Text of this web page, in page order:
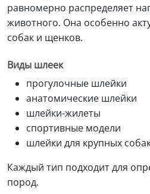
равномерно распределяет
животного. Она особенно
собак и щенков.
Виды шлеек
прогулочные шлейки
анатомические шлейки
шлейки-жилеты
спортивные модели
шлейки для крупных
Каждый тип подходит для
пород.